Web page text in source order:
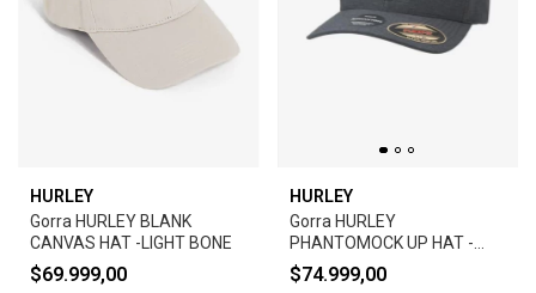
HURLEY
Gorra HURLEY BLANK
CANVAS HAT -LIGHT BONE
$69.999,00
HURLEY
Gorra HURLEY
PHANTOMOCK UP HAT -
BLACK
$74.999,00